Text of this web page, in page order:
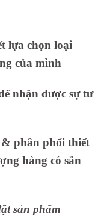
lựa chọn loại
của mình
nhận được sự tư
phân phối thiết
hàng có sẵn
sản phẩm